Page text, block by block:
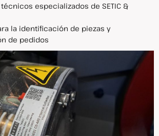
especializados de SETIC &
la identificación de piezas y
de pedidos